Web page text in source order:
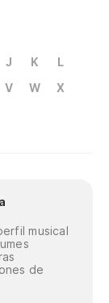
J K
L
V W
X
musical
de